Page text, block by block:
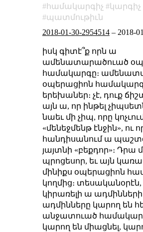
համակարգիչ
կարգիչ
պատմութիւն
2018-01-30-2954514– 2018-
իսկ գիտէ՞ք որն ա
ամենատարածուած
համակարգը։
օպերացիոն
երեխաներ։ չէ, դուք
այն ա, որ ինթել
նաեւ մի չիպ, որը
«մենեջմենթ էնջին»,
հանդիսանում ա
յայտնի «բեքդոր»։ Դրա
պրոցեսոր, եւ այն
մինիքս օպերացիոն
կողմից։ տեսականօրէն,
կիրառելի ա
ադմինները կարող են
անջատուած
կարող են միացնել,